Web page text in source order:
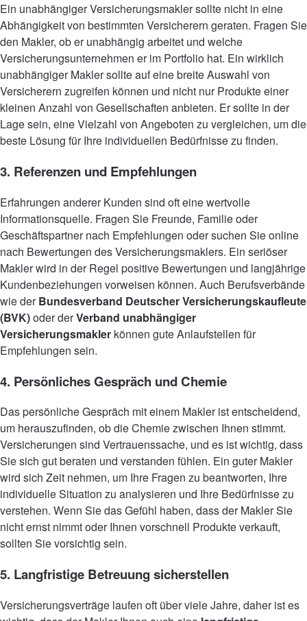
Ein unabhängiger Versicherungsmakler sollte nicht in eine
Abhängigkeit von bestimmten Versicherern geraten. Fragen Sie
den Makler, ob er unabhängig arbeitet und welche
Versicherungsunternehmen er im Portfolio hat. Ein wirklich
unabhängiger Makler sollte auf eine breite Auswahl von
Versicherern zugreifen können und nicht nur Produkte einer
kleinen Anzahl von Gesellschaften anbieten. Er sollte in der
Lage sein, eine Vielzahl von Angeboten zu vergleichen, um die
beste Lösung für Ihre individuellen Bedürfnisse zu finden.
3. Referenzen und Empfehlungen
Erfahrungen anderer Kunden sind oft eine wertvolle
Informationsquelle. Fragen Sie Freunde, Familie oder
Geschäftspartner nach Empfehlungen oder suchen Sie online
nach Bewertungen des Versicherungsmaklers. Ein seriöser
Makler wird in der Regel positive Bewertungen und langjährige
Kundenbeziehungen vorweisen können. Auch Berufsverbände
wie derBundesverband Deutscher Versicherungskaufleute
(BVK)oder derVerband unabhängiger
Versicherungsmakler können gute Anlaufstellen für
Empfehlungen sein.
4. Persönliches Gespräch und Chemie
Das persönliche Gespräch mit einem Makler ist entscheidend,
um herauszufinden, ob die Chemie zwischen Ihnen stimmt.
Versicherungen sind Vertrauenssache, und es ist wichtig, dass
Sie sich gut beraten und verstanden fühlen. Ein guter Makler
wird sich Zeit nehmen, um Ihre Fragen zu beantworten, Ihre
individuelle Situation zu analysieren und Ihre Bedürfnisse zu
verstehen. Wenn Sie das Gefühl haben, dass der Makler Sie
nicht ernst nimmt oder Ihnen vorschnell Produkte verkauft,
sollten Sie vorsichtig sein.
5. Langfristige Betreuung sicherstellen
Versicherungsverträge laufen oft über viele Jahre, daher ist es